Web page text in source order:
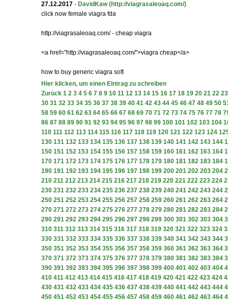
27.12.2017 - DavidKaw (http://viagrasaleoaq.com/)
click now female viagra fda
http://viagrasaleoaq.com/ - cheap viagra
<a href="http://viagrasaleoaq.com/">viagra cheap</a>
how to buy generic viagra soft
Hier klicken, um einen Eintrag zu schreiben
Zurück 1 2 3 4 5 6 7 8 9 10 11 12 13 14 15 16 17 18 19 20 21 22 23
30 31 32 33 34 35 36 37 38 39 40 41 42 43 44 45 46 47 48 49 50
58 59 60 61 62 63 64 65 66 67 68 69 70 71 72 73 74 75 76 77 78
86 87 88 89 90 91 92 93 94 95 96 97 98 99 100 101 102 103 104
110 111 112 113 114 115 116 117 118 119 120 121 122 123 124
130 131 132 133 134 135 136 137 138 139 140 141 142 143 144
150 151 152 153 154 155 156 157 158 159 160 161 162 163 164
170 171 172 173 174 175 176 177 178 179 180 181 182 183 184
190 191 192 193 194 195 196 197 198 199 200 201 202 203 204
210 211 212 213 214 215 216 217 218 219 220 221 222 223 224
230 231 232 233 234 235 236 237 238 239 240 241 242 243 244
250 251 252 253 254 255 256 257 258 259 260 261 262 263 264
270 271 272 273 274 275 276 277 278 279 280 281 282 283 284
290 291 292 293 294 295 296 297 298 299 300 301 302 303 304
310 311 312 313 314 315 316 317 318 319 320 321 322 323 324
330 331 332 333 334 335 336 337 338 339 340 341 342 343 344
350 351 352 353 354 355 356 357 358 359 360 361 362 363 364
370 371 372 373 374 375 376 377 378 379 380 381 382 383 384
390 391 392 393 394 395 396 397 398 399 400 401 402 403 404
410 411 412 413 414 415 416 417 418 419 420 421 422 423 424
430 431 432 433 434 435 436 437 438 439 440 441 442 443 444
450 451 452 453 454 455 456 457 458 459 460 461 462 463 464